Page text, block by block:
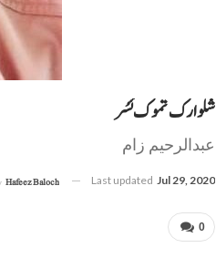
شلوارک تموک ئسُر
عبدالرحیم زام
Hafeez Baloch Last updated Jul 29, 2020
0